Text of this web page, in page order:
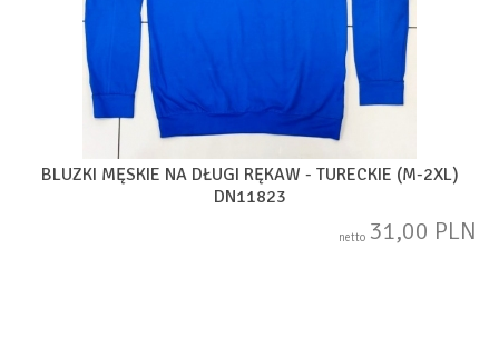
BLUZKI MĘSKIE NA DŁUGI RĘKAW - TURECKIE (M-2XL)
DN11823
netto 31,00 PLN